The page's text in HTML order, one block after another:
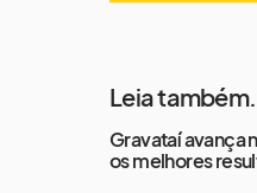
Leia também...
Gravataí avança
os melhores